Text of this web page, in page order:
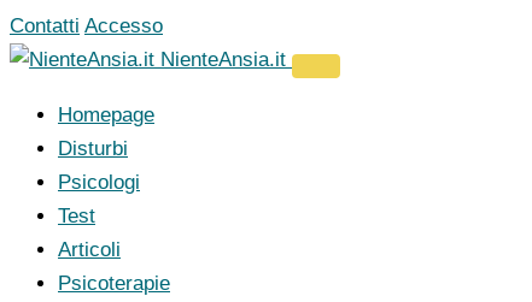
Vai
al
Contatti Accesso
NienteAnsia.it
Homepage
Disturbi
Psicologi
Test
Articoli
Psicoterapie